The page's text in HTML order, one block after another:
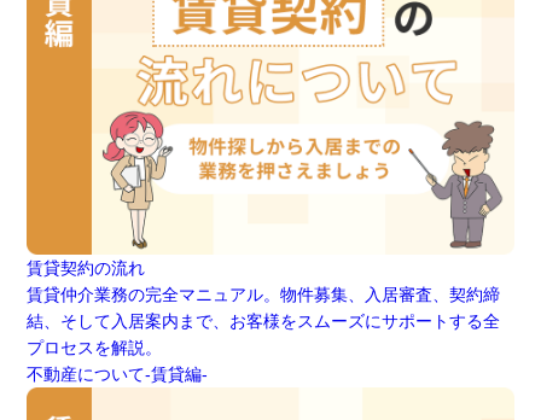
賃貸契約の流れ
賃貸仲介業務の完全マニュアル。物件募集、入居審査、契約締
結、そして入居案内まで、お客様をスムーズにサポートする全
プロセスを解説。
不動産について-賃貸編-